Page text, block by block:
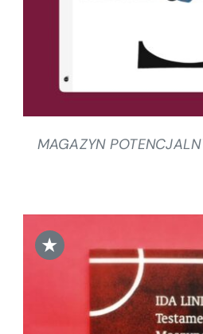
MAGAZYN
★